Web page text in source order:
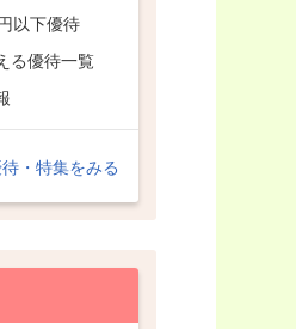
以下優待
る優待一覧
・特集をみる